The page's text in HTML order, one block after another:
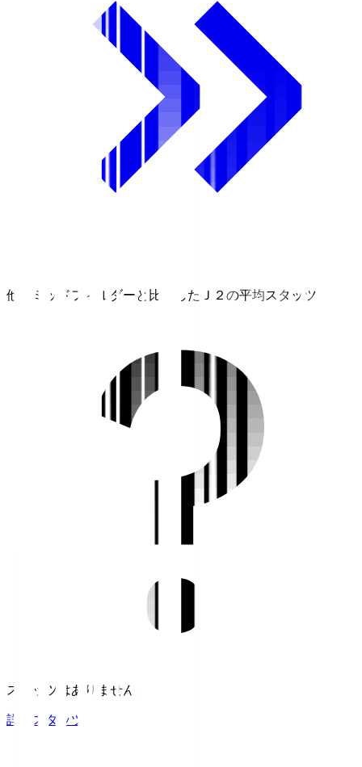
他のミッドフィルダーと比較したＪ２の平均スタッツ
スタッツはありません。
詳細スタッツ